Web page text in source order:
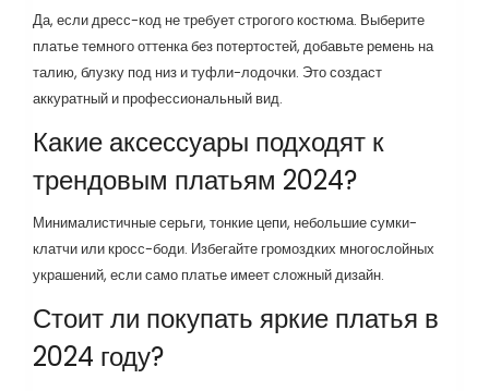
Да, если дресс-код не требует строгого костюма. Выберите
платье темного оттенка без потертостей, добавьте ремень на
талию, блузку под низ и туфли-лодочки. Это создаст
аккуратный и профессиональный вид.
Какие аксессуары подходят к
трендовым платьям 2024?
Минималистичные серьги, тонкие цепи, небольшие сумки-
клатчи или кросс-боди. Избегайте громоздких многослойных
украшений, если само платье имеет сложный дизайн.
Стоит ли покупать яркие платья в
2024 году?